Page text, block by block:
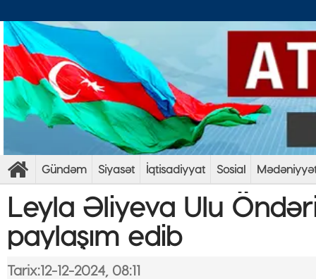
Gündəm Siyasət İqtisadiyyat Sosial
Leyla Əliyeva Ulu
paylaşım edib
Tarix:12-12-2024, 08:11